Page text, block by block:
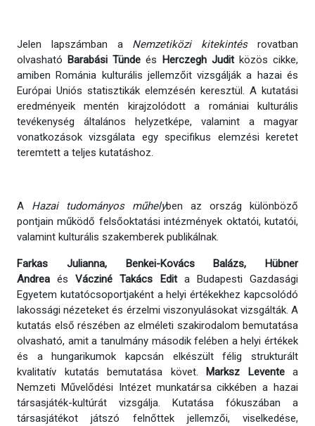
Jelen lapszámban a Nemzetiközi kitekintésrovatban
olvasható Barabási Tünde és Herczegh Juditközös cikke,
amiben Románia kulturális jellemzőit vizsgálják a hazai és
Európai Uniós statisztikák elemzésén keresztül. A kutatási
eredményeik mentén kirajzolódott a romániai kulturális
tevékenység általános helyzetképe, valamint a magyar
vonatkozások vizsgálata egy specifikus elemzési keretet
teremtett a teljes kutatáshoz.
A Hazai tudományos műhelyben az ország különböző
pontjain működő felsőoktatási intézmények oktatói, kutatói,
valamint kulturális szakemberek publikálnak.
Farkas Julianna, Benkei-Kovács Balázs, Hübner
Andreaés Vácziné Takács Edit a Budapesti Gazdasági
Egyetem kutatócsoportjaként a helyi értékekhez kapcsolódó
lakossági nézeteket és érzelmi viszonyulásokat vizsgálták. A
kutatás első részében az elméleti szakirodalom bemutatása
olvasható, amit a tanulmány második felében a helyi értékek
és a hungarikumok kapcsán elkészült félig strukturált
kvalitatív kutatás bemutatása követ.
Marksz Levente a
Nemzeti Művelődési Intézet munkatársa cikkében a hazai
társasjáték-kultúrát vizsgálja. Kutatása fókuszában a
társasjátékot játszó felnőttek jellemzői, viselkedése,